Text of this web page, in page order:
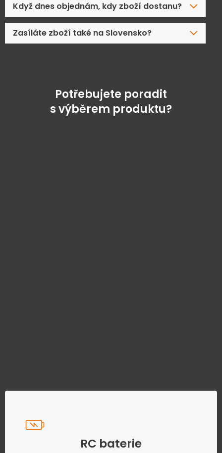
Když dnes objednám, kdy zboží dostanu?
Zasíláte zboží také na Slovensko?
Potřebujete poradit
s výběrem produktu?
RC baterie